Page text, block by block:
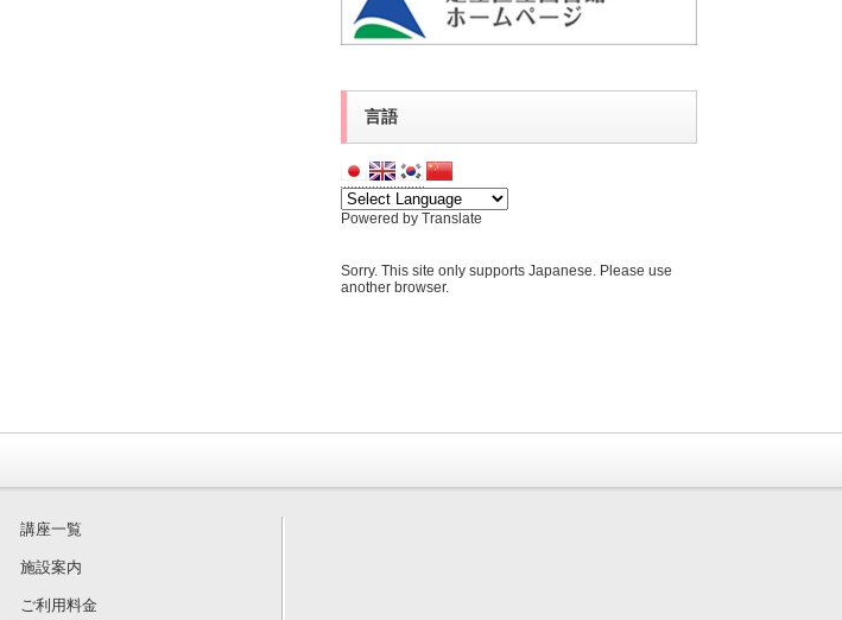
言語
Powered by Translate
Sorry. This site only supports Japanese. Please use
another browser.
講座一覧
施設案内
ご利用料金